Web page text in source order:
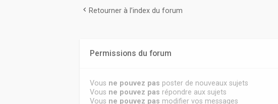
Retourner à l’index du forum
Permissions du forum
Vous ne pouvez pas poster de nouveaux sujets
Vous ne pouvez pas répondre aux sujets
Vous ne pouvez pas modifier vos messages